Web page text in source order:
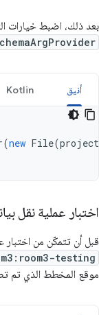
بعد ذلك، اضبط خيارات
أنيق Kotlin
(new File(
اختبار عملية نقل
قبل أن تتمكّن من اختبار
testing
موقع المخطط الذي تم